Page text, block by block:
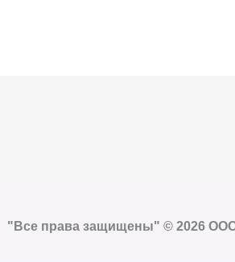
"Все права защищены" © 2026